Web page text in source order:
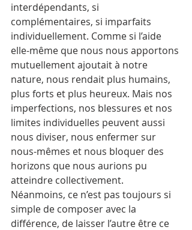
interdépendants, si
complémentaires, si imparfaits
individuellement. Comme si l’aide
elle-même que nous nous apportons
mutuellement ajoutait à notre
nature, nous rendait plus humains,
plus forts et plus heureux. Mais nos
imperfections, nos blessures et nos
limites individuelles peuvent aussi
nous diviser, nous enfermer sur
nous-mêmes et nous bloquer des
horizons que nous aurions pu
atteindre collectivement.
Néanmoins, ce n’est pas toujours si
simple de composer avec la
différence, de laisser l’autre être ce